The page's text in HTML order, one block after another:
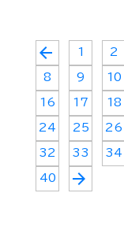
arrow_back 1 2
8 9 10
16 17 18
24 25 26
32 33 34
40 arrow_forward